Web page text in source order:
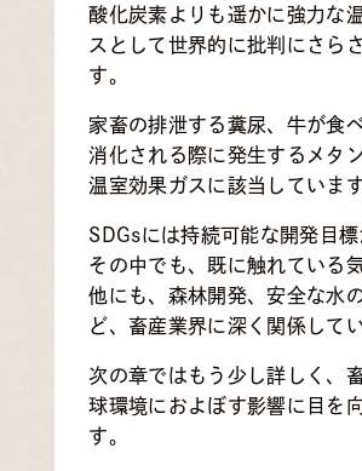
酸化炭素よりも遥かに強力な
スとして世界的に批判にさら
す。
家畜の排泄する糞尿、牛が食
消化される際に発生するメタ
温室効果ガスに該当しています
SDGsには持続可能な開発目標
その中でも、既に触れている
他にも、森林開発、安全な水
ど、畜産業界に深く関係して
次の章ではもう少し詳しく、
球環境におよぼす影響に目を
す。